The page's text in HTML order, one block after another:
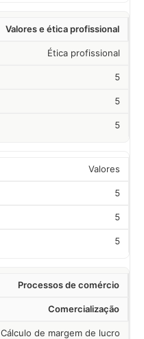
Valores e ética profissional
Ética profissional
5
5
5
Valores
5
5
5
Processos de comércio
Comercialização
Cálculo de margem de lucro